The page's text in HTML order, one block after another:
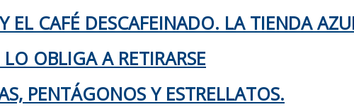
CAFÉ DESCAFEINADO. LA TIENDA
OBLIGA A RETIRARSE
PENTÁGONOS Y ESTRELLATOS.